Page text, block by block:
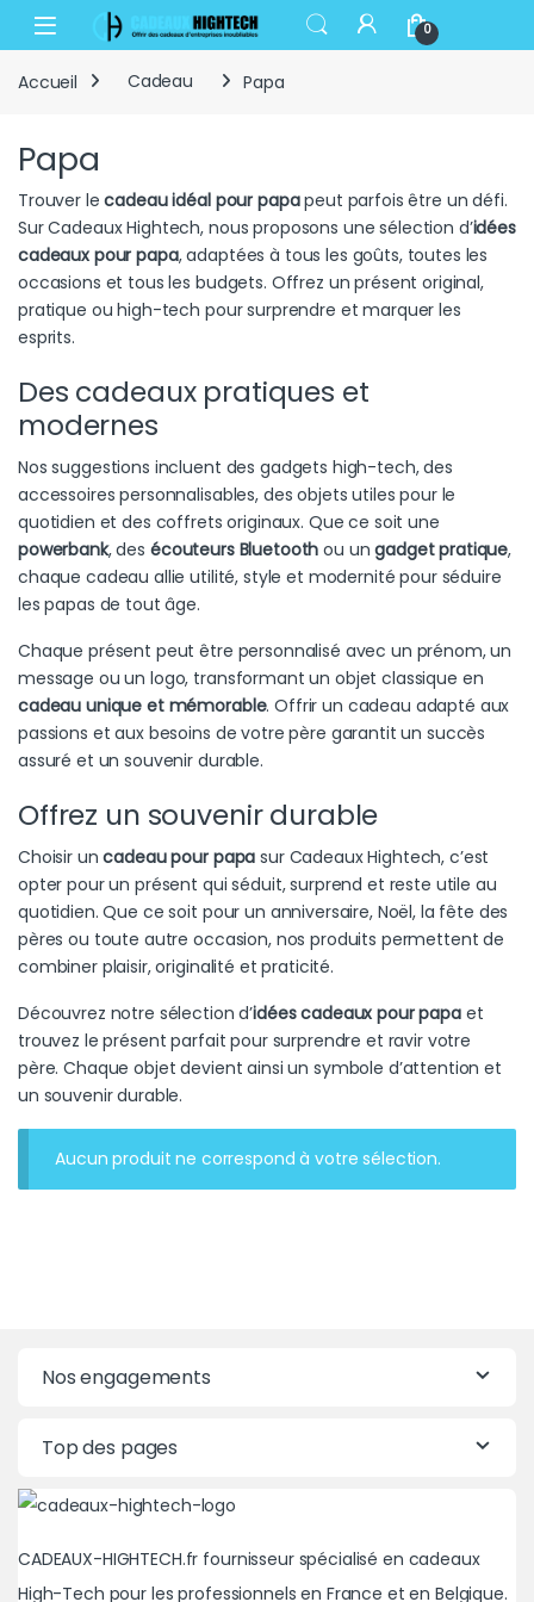
Skip to navigation
Skip to content
Open 0
Accueil Cadeau Papa
Papa
Trouver lecadeau idéal pour papapeut parfois être un défi.
Sur Cadeaux Hightech, nous proposons une sélection d’idées
cadeaux pour papa, adaptées à tous les goûts, toutes les
occasions et tous les budgets. Offrez un présent original,
pratique ou high-tech pour surprendre et marquer les
esprits.
Des cadeaux pratiques et
modernes
Nos suggestions incluent des gadgets high-tech, des
accessoires personnalisables, des objets utiles pour le
quotidien et des coffrets originaux. Que ce soit une
powerbank, des écouteurs Bluetooth ou ungadget pratique,
chaque cadeau allie utilité, style et modernité pour séduire
les papas de tout âge.
Chaque présent peut être personnalisé avec un prénom, un
message ou un logo, transformant un objet classique en
cadeau unique et mémorable. Offrir un cadeau adapté aux
passions et aux besoins de votre père garantit un succès
assuré et un souvenir durable.
Offrez un souvenir durable
Choisir uncadeau pour papa sur Cadeaux Hightech, c’est
opter pour un présent qui séduit, surprend et reste utile au
quotidien. Que ce soit pour un anniversaire, Noël, la fête des
pères ou toute autre occasion, nos produits permettent de
combiner plaisir, originalité et praticité.
Découvrez notre sélection d’idées cadeaux pour papaet
trouvez le présent parfait pour surprendre et ravir votre
père. Chaque objet devient ainsi un symbole d’attention et
un souvenir durable.
Aucun produit ne correspond à votre sélection.
Nos engagements
Top des pages
CADEAUX-HIGHTECH.fr fournisseur spécialisé en cadeaux
High-Tech pour les professionnels en France et en Belgique.